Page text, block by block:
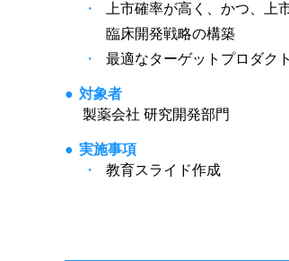
上市確率が高く、かつ、上
臨床開発戦略の構築
最適なターゲットプロダク
対象者
製薬会社 研究開発部門
実施事項
教育スライド作成